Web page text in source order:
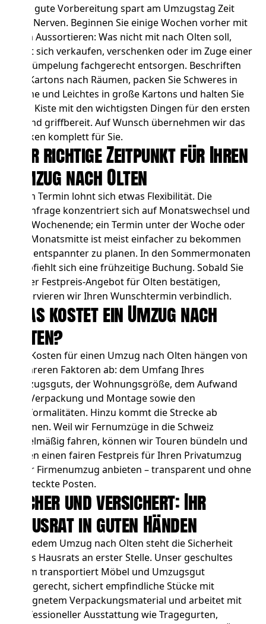
Eine gute Vorbereitung spart am Umzugstag Zeit
und Nerven. Beginnen Sie einige Wochen vorher mit
dem Aussortieren: Was nicht mit nach Olten soll,
lässt sich verkaufen, verschenken oder im Zuge einer
Entrümpelung fachgerecht entsorgen. Beschriften
Sie Kartons nach Räumen, packen Sie Schweres in
kleine und Leichtes in große Kartons und halten Sie
eine Kiste mit den wichtigsten Dingen für den ersten
Abend griffbereit. Auf Wunsch übernehmen wir das
Packen komplett für Sie.
Der richtige Zeitpunkt für Ihren
Umzug nach Olten
Beim Termin lohnt sich etwas Flexibilität. Die
Nachfrage konzentriert sich auf Monatswechsel und
das Wochenende; ein Termin unter der Woche oder
zur Monatsmitte ist meist einfacher zu bekommen
und entspannter zu planen. In den Sommermonaten
empfiehlt sich eine frühzeitige Buchung. Sobald Sie
unser Festpreis-Angebot für Olten bestätigen,
reservieren wir Ihren Wunschtermin verbindlich.
Was kostet ein Umzug nach
Olten?
Die Kosten für einen Umzug nach Olten hängen von
mehreren Faktoren ab: dem Umfang Ihres
Umzugsguts, der Wohnungsgröße, dem Aufwand
für Verpackung und Montage sowie den
Zollformalitäten. Hinzu kommt die Strecke ab
Bremen. Weil wir Fernumzüge in die Schweiz
regelmäßig fahren, können wir Touren bündeln und
Ihnen einen fairen Festpreis für Ihren Privatumzug
oder Firmenumzug anbieten – transparent und ohne
versteckte Posten.
Sicher und versichert: Ihr
Hausrat in guten Händen
Bei jedem Umzug nach Olten steht die Sicherheit
Ihres Hausrats an erster Stelle. Unser geschultes
Team transportiert Möbel und Umzugsgut
fachgerecht, sichert empfindliche Stücke mit
geeignetem Verpackungsmaterial und arbeitet mit
professioneller Ausstattung wie Tragegurten,